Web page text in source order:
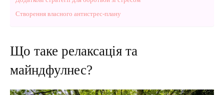
Створення власного антистрес-плану
Що таке релаксація та
майндфулнес?